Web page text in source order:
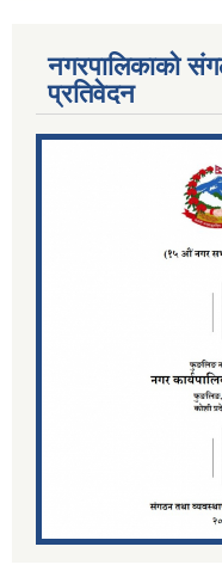
नगरपालिकाको
प्रतिवेदन